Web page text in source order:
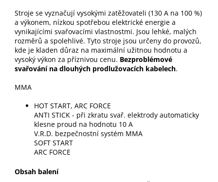
Stroje se vyznačují vysokými zatěžovateli (130 A na 100 %)
a výkonem, nízkou spotřebou elektrické energie a
vynikajícími svařovacími vlastnostmi. Jsou lehké, malých
rozměrů a spolehlivé. Tyto stroje jsou určeny do provozů,
kde je kladen důraz na maximální užitnou hodnotu a
vysoký výkon za příznivou cenu. Bezproblémové
svařování na dlouhých prodlužovacích kabelech.
MMA
HOT START, ARC FORCE
ANTI STICK - při zkratu svař. elektrody automaticky
klesne proud na hodnotu 10 A
V.R.D. bezpečnostní systém MMA
SOFT START
ARC FORCE
Obsah balení